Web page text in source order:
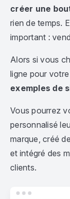
créer une
rien de temps.
important :
Alors si vous
ligne pour
exemples de
Vous pourrez
personnalisé
marque, créé
et intégré des
clients.